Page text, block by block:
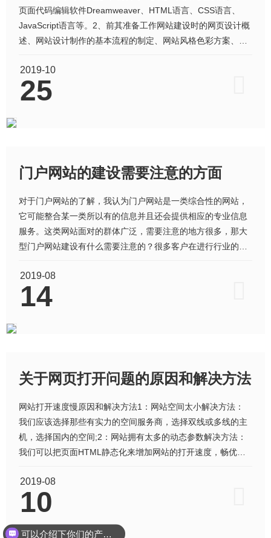
页面代码编辑软件Dreamweaver、HTML语言、CSS语言、
JavaScript语言等。2、前其准备工作网站建设时的网页设计概
述、网站设计制作的基本流程的制定、网站风格色彩方案、网
计方案等。3、后台编程技能数据库技能：SQLServer设计、
MySQL设计、Access设计，编程语言
2019-10
25
门户网站的建设需要注意的方面
对于门户网站的了解，我认为门户网站是一类综合性的网站，
它可能整合某一类所以有的信息并且还会提供相应的专业信息
服务。这类网站面对的群体广泛，需要注意的地方很多，那大
型门户网站建设有什么需要注意的？很多客户在进行行业的门
用户群的针对性上都非常的薄弱。并且对于这样一个庞大的门
户网站来说持续投入的成本、维护的工作量、整合资源的范
围、运营的力度都是惊人的
2019-08
14
关于网页打开问题的原因和解决方法
网站打开速度慢原因和解决方法1：网站空间太小解决方法：
我们应该选择那些有实力的空间服务商，选择双线或多线的主
机，选择国内的空间;2：网站拥有太多的动态参数解决方法：
我们可以把页面HTML静态化来增加网站的打开速度，畅优网
决方法：我们在对网页进行美工的时候千万要注意这一点，在
制作过程中，能够用CSS样式表来实现的网站布局，就千万不
要用图片，
2019-08
10